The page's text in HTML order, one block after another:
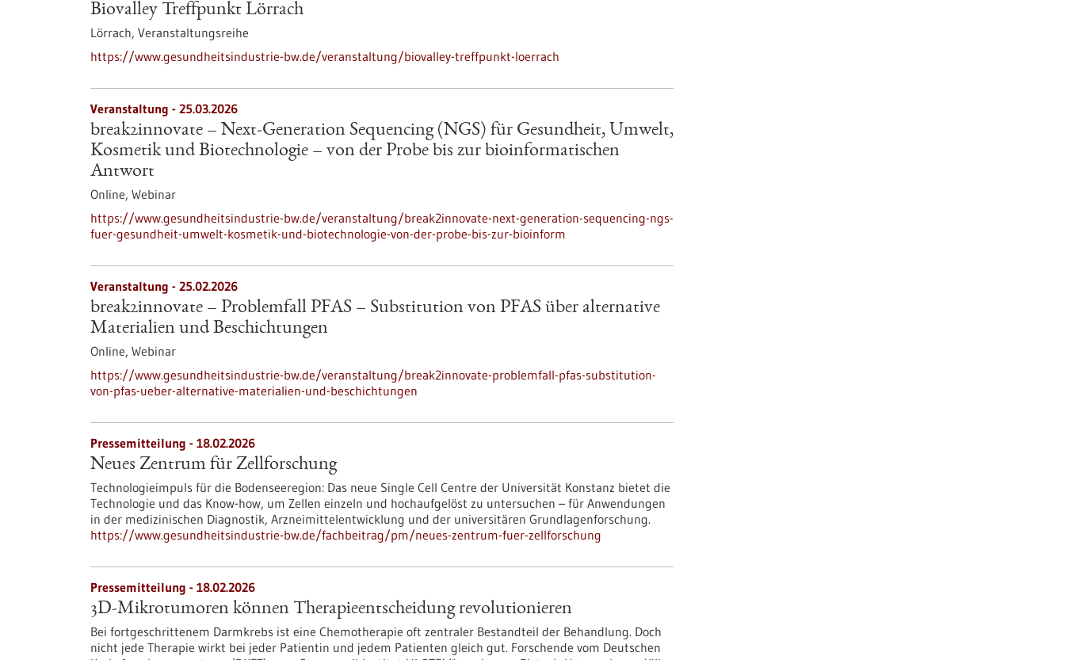
Biovalley Treffpunkt Lörrach
Lörrach, Veranstaltungsreihe
https://www.gesundheitsindustrie-bw.de/veranstaltung/biovalley-treffpunkt-loerrach
Veranstaltung - 25.03.2026
break2innovate – Next-Generation Sequencing (NGS) für Gesundheit, Umwelt,
Kosmetik und Biotechnologie – von der Probe bis zur bioinformatischen
Antwort
Online, Webinar
https://www.gesundheitsindustrie-bw.de/veranstaltung/break2innovate-next-generation-sequencing-ngs-
fuer-gesundheit-umwelt-kosmetik-und-biotechnologie-von-der-probe-bis-zur-bioinform
Veranstaltung - 25.02.2026
break2innovate – Problemfall PFAS – Substitution von PFAS über alternative
Materialien und Beschichtungen
Online, Webinar
https://www.gesundheitsindustrie-bw.de/veranstaltung/break2innovate-problemfall-pfas-substitution-
von-pfas-ueber-alternative-materialien-und-beschichtungen
Pressemitteilung - 18.02.2026
Neues Zentrum für Zellforschung
Technologieimpuls für die Bodenseeregion: Das neue Single Cell Centre der Universität Konstanz bietet die
Technologie und das Know-how, um Zellen einzeln und hochaufgelöst zu untersuchen – für Anwendungen
in der medizinischen Diagnostik, Arzneimittelentwicklung und der universitären Grundlagenforschung.
https://www.gesundheitsindustrie-bw.de/fachbeitrag/pm/neues-zentrum-fuer-zellforschung
Pressemitteilung - 18.02.2026
3D-Mikrotumoren können Therapieentscheidung revolutionieren
Bei fortgeschrittenem Darmkrebs ist eine Chemotherapie oft zentraler Bestandteil der Behandlung. Doch
nicht jede Therapie wirkt bei jeder Patientin und jedem Patienten gleich gut. Forschende vom Deutschen